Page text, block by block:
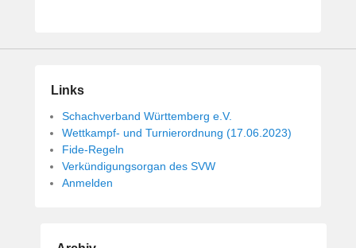
m
1
4
.
M
a
Links
Schachverband Württemberg e.V.
Wettkampf- und Turnierordnung (17.06.2023)
Fide-Regeln
Verkündigungsorgan des SVW
Anmelden